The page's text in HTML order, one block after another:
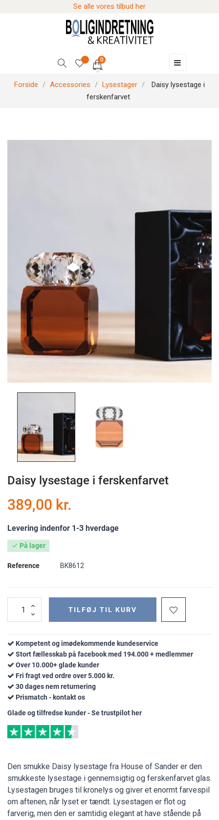
Se alle vores tilbud her
0
Skift
☰
Forside Accessories Lysestager
Daisy lysestage i
ferskenfarvet
Daisy lysestage i ferskenfarvet
389,00 kr.
Levering indenfor 1-3 hverdage
 På lager
Reference BK8612
TILFØJ TIL KURV
Kompetent og imødekommende kundeservice
Stort fællesskab på facebook med 194.000 + medlemmer
Over 10.000+ glade kunder
Fri fragt ved ordre over 5.000 kr.
30 dages nem returnering
Prismatch - kontakt os
Glade og tilfredse kunder - Se trustpilot her
Den smukke Daisy lysestage fra House of Sander er den
smukkeste lysestage i gennemsigtig og ferskenfarvet glas.
Lysestagen bruges til kronelys og giver et enormt farvespil
om aftenen, når lyset er tændt. Lysestagen er flot og
farverig, men den er samtidig elegant at have stående på